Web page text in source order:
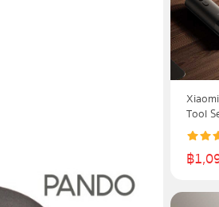
Tool
จับเวล
ไฟฟ้า
฿